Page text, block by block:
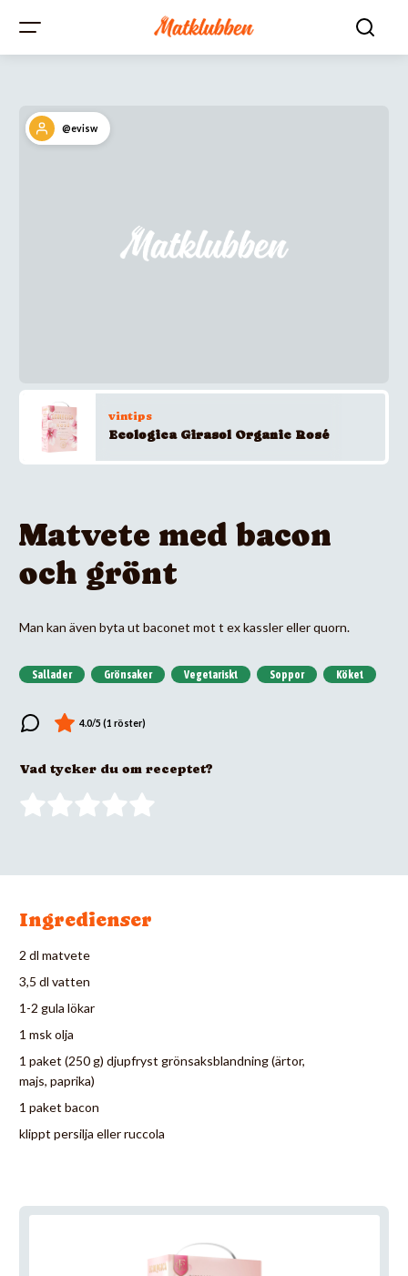
@evisw
vintips
Ecologica Girasol Organic Rosé
Matvete med bacon
och grönt
Man kan även byta ut baconet mot t ex kassler eller quorn.
Sallader Grönsaker Vegetariskt Soppor Köket
Vad tycker du om receptet?
Ingredienser
2 dl matvete
3,5 dl vatten
1-2 gula lökar
1 msk olja
1 paket (250 g) djupfryst grönsaksblandning (ärtor,
majs, paprika)
1 paket bacon
klippt persilja eller ruccola